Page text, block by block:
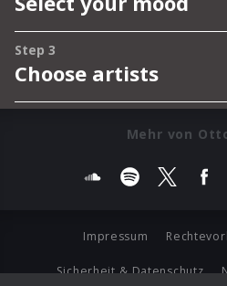
Mehr von
Impressum
Sicherheit & Datenschutz